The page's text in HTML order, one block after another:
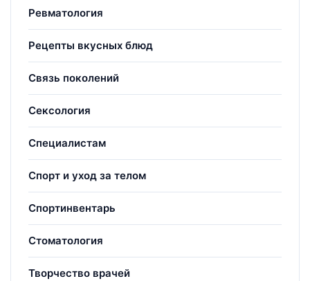
Ревматология
Рецепты вкусных блюд
Связь поколений
Сексология
Специалистам
Спорт и уход за телом
Спортинвентарь
Стоматология
Творчество врачей